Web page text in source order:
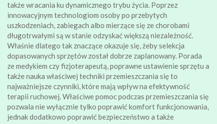
także wracania ku dynamicznego trybu życia. Poprzez
innowacyjnym technologiom osoby po przebytych
uszkodzeniach, zabiegach albo mierzące się ze chorobami
długotrwałymi są w stanie odzyskać większą niezależność.
Właśnie dlatego tak znaczące okazuje się, żeby selekcja
dopasowanych sprzętów został dobrze zaplanowany. Porada
ze medykiem czy fizjoterapeutą, poprawne ustawienie sprzętu a
także nauka właściwej techniki przemieszczania się to
najważniejsze czynniki, które mają wpływ na efektywność
terapii ruchowej. Właściwe pomoc podczas przemieszczania się
pozwala nie wyłącznie tylko poprawić komfort funkcjonowania,
jednak dodatkowo poprawić bezpieczeństwo a także